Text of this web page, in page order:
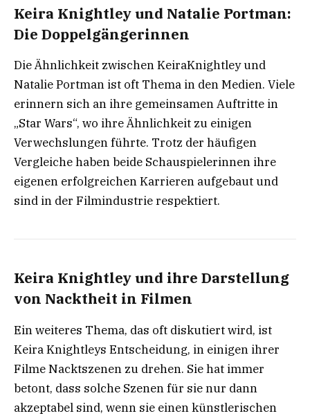
Keira Knightley und Natalie Portman:
Die Doppelgängerinnen
Die Ähnlichkeit zwischen KeiraKnightley und
Natalie Portman ist oft Thema in den Medien. Viele
erinnern sich an ihre gemeinsamen Auftritte in
„Star Wars“, wo ihre Ähnlichkeit zu einigen
Verwechslungen führte. Trotz der häufigen
Vergleiche haben beide Schauspielerinnen ihre
eigenen erfolgreichen Karrieren aufgebaut und
sind in der Filmindustrie respektiert.
Keira Knightley und ihre Darstellung
von Nacktheit in Filmen
Ein weiteres Thema, das oft diskutiert wird, ist
Keira Knightleys Entscheidung, in einigen ihrer
Filme Nacktszenen zu drehen. Sie hat immer
betont, dass solche Szenen für sie nur dann
akzeptabel sind, wenn sie einen künstlerischen